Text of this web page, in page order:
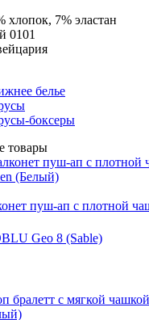
хлопок, 7% эластан
0101
белье
боксеры
товары
пуш-ап с плотной